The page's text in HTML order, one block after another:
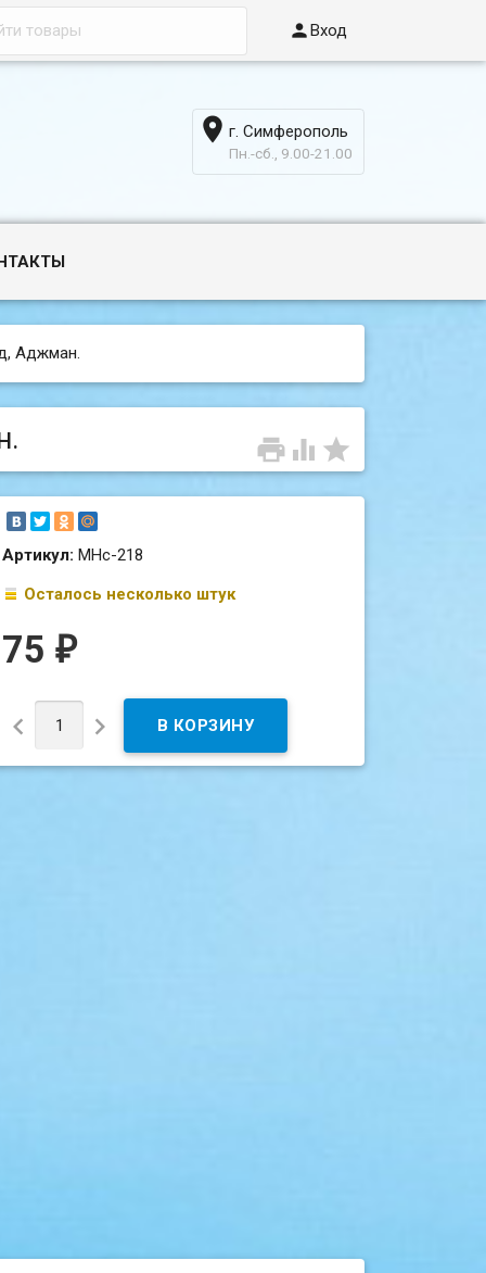
Вход
 г. Симферополь
Пн.-сб., 9.00-21.00
Аджман.
  
Артикул:МНс-218
Осталось несколько штук
75₽
 